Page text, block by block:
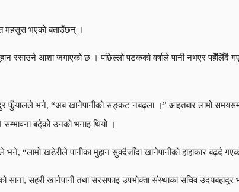
महसुस भएको बताउँछन् ।
मुहान रसाउने आशा जगाएको छ । पछिल्लो पटकको वर्षाले पानी नभएर
फुँयालले भने, “अब खानेपानीको सङ्कट नबढ्ला ।” आइतबार लामो
बढे्को उनको भनाइ थियो ।
भने, “लामो खडेरीले पानीका मुहान सुक्दैजाँदा खानेपानीको हाहाकार बढ्दै
साना, सहरी खानेपानी तथा सरसफाइ उपभोक्ता संस्थाका सचिव उदयबहादुर